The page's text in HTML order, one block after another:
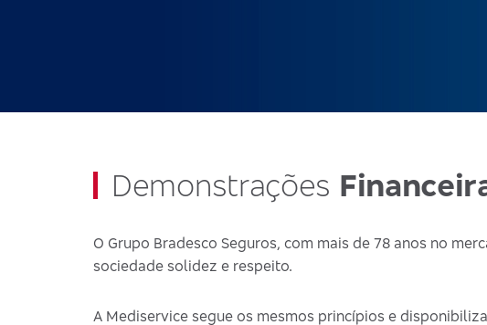
Demonstrações
O Grupo Bradesco Seguros, com mais de 78 anos no
sociedade solidez e respeito.
A Mediservice segue os mesmos princípios e